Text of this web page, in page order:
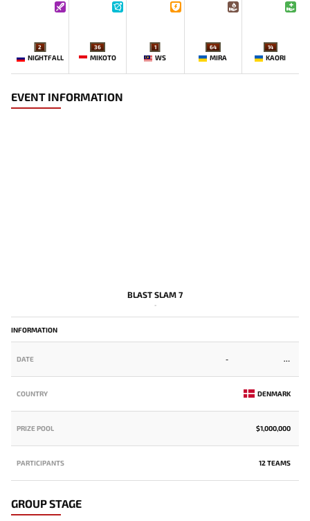
2
NIGHTFALL
36
MIKOTO
1
WS
64
MIRA
14
KAORI
EVENT INFORMATION
BLAST SLAM 7
-
INFORMATION
DATE -
COUNTRY DENMARK
PRIZE POOL $1,000,000
PARTICIPANTS 12 TEAMS
GROUP STAGE